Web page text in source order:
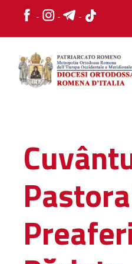
STORIA
L'ORGANIZZAZIONE